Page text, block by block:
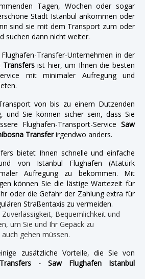
Tagen, Wochen oder sogar
Stadt Istanbul ankommen oder
sind sie mit dem Transport zum oder
suchen dann nicht weiter.
Transfer-Unternehmen in der
Transfersist hier, um Ihnen die besten
mit minimaler Aufregung und
von bis zu einem Dutzenden
und Sie können sicher sein, dass Sie
Flughafen-Transport-Service Saw
Transferirgendwo anders.
bietet Ihnen schnelle und einfache
von Istanbul Flughafen (Atatürk
Aufregung zu bekommen. Mit
können Sie die lästige Wartezeit für
oder die Gefahr der Zahlung extra für
Straßentaxis zu vermeiden.
Bequemlichkeit und
um Sie und Ihr Gepäck zu
gehen müssen.
zusätzliche Vorteile, die Sie von
- Saw Flughafen Istanbul